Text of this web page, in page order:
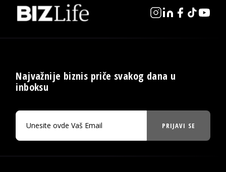
Najvažnije biznis priče svakog dana u
inboksu
PRIJAVI SE